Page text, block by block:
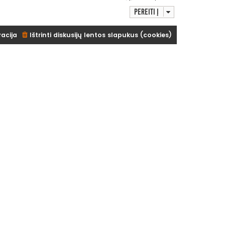
Pereiti į
Ištrinti diskusijų lentos slapukus (cookies)